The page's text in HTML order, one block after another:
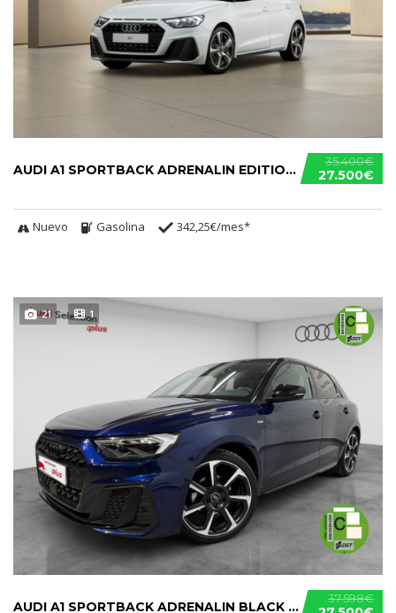
35.400€
27.500€
AUDI A1 SPORTBACK ADRENALIN EDITION 30 TFSI
Nuevo Gasolina 342,25€/mes*
21 1
37.598€
AUDI A1 SPORTBACK ADRENALIN BLACK EDITION S TRONIC 30 TFSI.....